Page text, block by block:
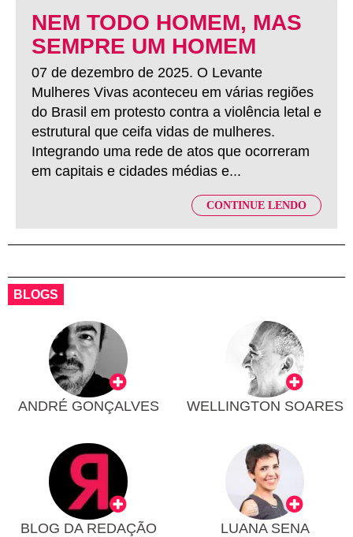
NEM TODO HOMEM, MAS
SEMPRE UM HOMEM
07 de dezembro de 2025. O Levante
Mulheres Vivas aconteceu em várias regiões
do Brasil em protesto contra a violência letal e
estrutural que ceifa vidas de mulheres.
Integrando uma rede de atos que ocorreram
em capitais e cidades médias e...
CONTINUE LENDO
BLOGS
ANDRÉ GONÇALVES WELLINGTON SOARES
BLOG DA REDAÇÃO LUANA SENA